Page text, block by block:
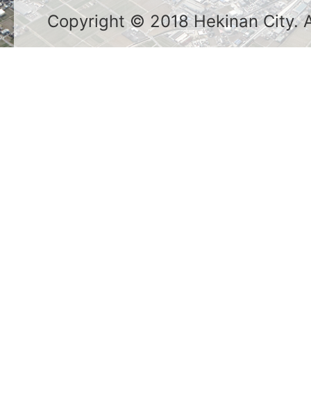
Copyright © 2018 Hekinan City.